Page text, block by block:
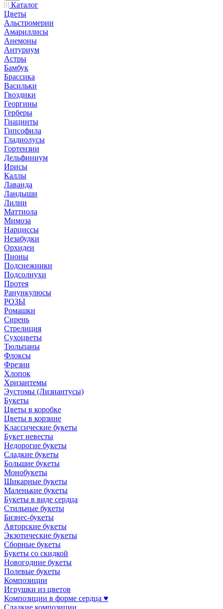
Каталог
Цветы
Альстромерии
Амариллисы
Анемоны
Антуриум
Астры
Бамбук
Брассика
Васильки
Гвоздики
Георгины
Герберы
Гиацинты
Гипсофила
Гладиолусы
Гортензии
Дельфиниум
Ирисы
Каллы
Лаванда
Ландыши
Лилии
Маттиола
Мимоза
Нарциссы
Незабудки
Орхидеи
Пионы
Подснежники
Подсолнухи
Протея
Ранункулюсы
РОЗЫ
Ромашки
Сирень
Стрелиция
Сухоцветы
Тюльпаны
Флоксы
Фрезии
Хлопок
Хризантемы
Эустомы (Лизиантусы)
Букеты
Цветы в коробке
Цветы в корзине
Классические букеты
Букет невесты
Недорогие букеты
Сладкие букеты
Большие букеты
Монобукеты
Шикарные букеты
Маленькие букеты
Букеты в виде сердца
Стильные букеты
Бизнес-букеты
Авторские букеты
Экзотические букеты
Сборные букеты
Букеты со скидкой
Новогодние букеты
Полевые букеты
Композиции
Игрушки из цветов
Композиции в форме сердца ♥
Сладкие композиции